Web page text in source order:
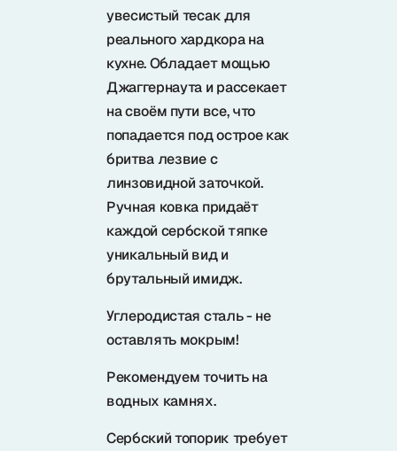
Samura в соцсетях
увесистый тесак для
реального хардкора на
кухне. Обладает мощью
Джаггернаута и рассекает
на своём пути все, что
попадается под острое как
бритва лезвие с
линзовидной заточкой.
Ручная ковка придаёт
каждой сербской тяпке
уникальный вид и
брутальный имидж.
Углеродистая сталь - не
оставлять мокрым!
Рекомендуем точить на
водных камнях.
Сербский топорик требует